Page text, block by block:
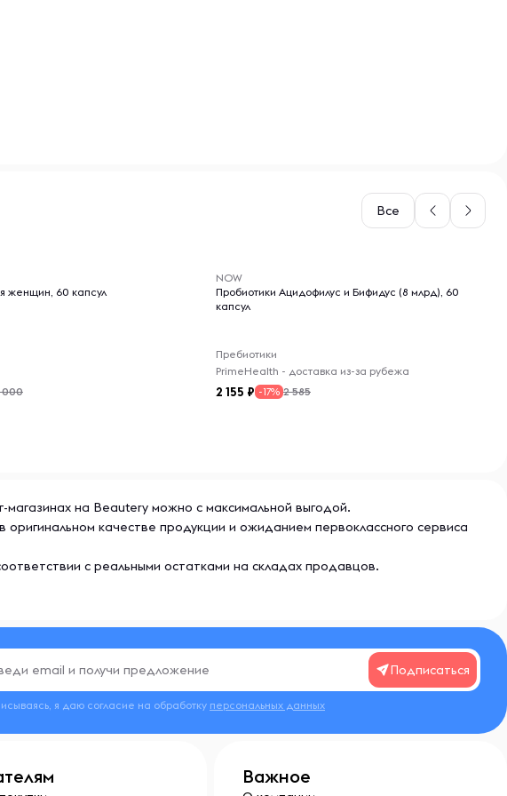
Все
женщин, 60 капсул
000
NOW
Пробиотики Ацидофилус и Бифидус (8 млрд), 60
капсул
Пребиотики
PrimeHealth - доставка из-за рубежа
2 155 -17% 2 585
на Beautery можно с максимальной выгодой.
качестве продукции и ожиданием первоклассного сервиса
с реальными остатками на складах продавцов.
Подписаться
я даю согласие на обработку персональных данных
Важное